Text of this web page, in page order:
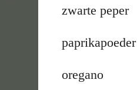
zwarte peper
paprikapoeder
oregano